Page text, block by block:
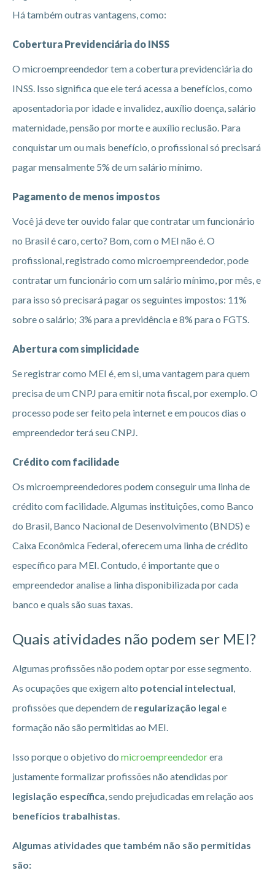
Há também outras vantagens, como:
Cobertura Previdenciária do INSS
O microempreendedor tem a cobertura previdenciária do
INSS. Isso significa que ele terá acessa a benefícios, como
aposentadoria por idade e invalidez, auxílio doença, salário
maternidade, pensão por morte e auxílio reclusão. Para
conquistar um ou mais benefício, o profissional só precisará
pagar mensalmente 5% de um salário mínimo.
Pagamento de menos impostos
Você já deve ter ouvido falar que contratar um funcionário
no Brasil é caro, certo? Bom, com o MEI não é. O
profissional, registrado como microempreendedor, pode
contratar um funcionário com um salário mínimo, por mês, e
para isso só precisará pagar os seguintes impostos: 11%
sobre o salário; 3% para a previdência e 8% para o FGTS.
Abertura com simplicidade
Se registrar como MEI é, em si, uma vantagem para quem
precisa de um CNPJ para emitir nota fiscal, por exemplo. O
processo pode ser feito pela internet e em poucos dias o
empreendedor terá seu CNPJ.
Crédito com facilidade
Os microempreendedores podem conseguir uma linha de
crédito com facilidade. Algumas instituições, como Banco
do Brasil, Banco Nacional de Desenvolvimento (BNDS) e
Caixa Econômica Federal, oferecem uma linha de crédito
específico para MEI. Contudo, é importante que o
empreendedor analise a linha disponibilizada por cada
banco e quais são suas taxas.
Quais atividades não podem ser MEI?
Algumas profissões não podem optar por esse segmento.
As ocupações que exigem alto potencial intelectual,
profissões que dependem de regularização legal e
formação não são permitidas ao MEI.
Isso porque o objetivo do microempreendedorera
justamente formalizar profissões não atendidas por
legislação específica, sendo prejudicadas em relação aos
benefícios trabalhistas.
Algumas atividades que também não são permitidas
são: